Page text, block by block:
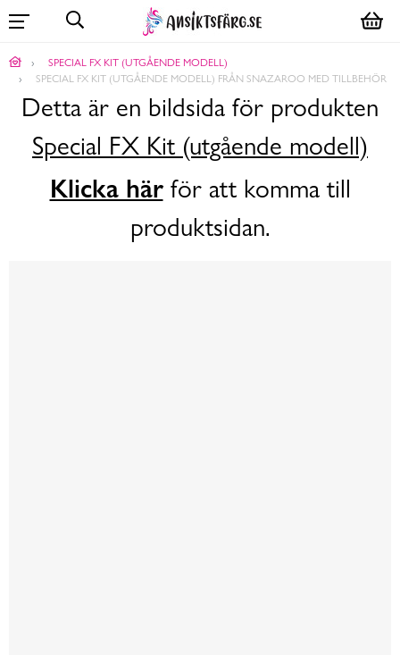
SPECIAL FX KIT (UTGÅENDE MODELL)
SPECIAL FX KIT (UTGÅENDE MODELL) FRÅN SNAZAROO MED TILLBEHÖR
Detta är en bildsida för produkten
Special FX Kit (utgående modell)
Klicka härför att komma till
produktsidan.